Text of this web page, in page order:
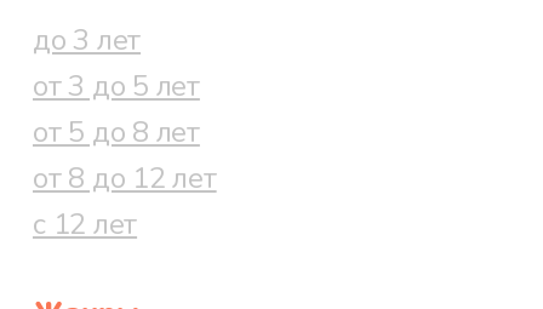
до 3 лет
от 3 до 5 лет
от 5 до 8 лет
от 8 до 12 лет
с 12 лет